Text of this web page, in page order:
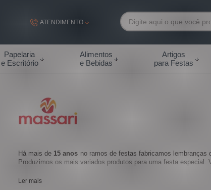
ATENDIMENTO
(19) 99855-7892
(19) 99855-7892
contato@welban.com.br
Segunda à sexta - 08:30h às 18:00h Sábados -
09:00h às 14:00h
Papelaria
e Escritório
Alimentos
e Bebidas
Artigos
para Festas
Há mais de15 anosno ramos de festas fabricamos lembranças
Produzimos os mais variados produtos para uma festa
Ler mais